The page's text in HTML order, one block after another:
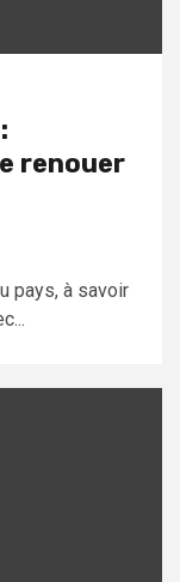
renouer
pays, à savoir